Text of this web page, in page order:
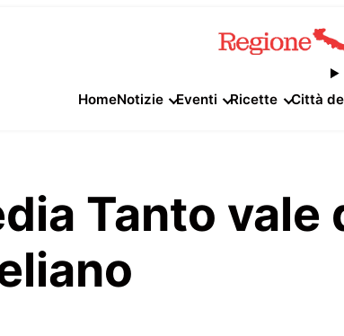
HomeNotizie Eventi Ricette Città
Tanto